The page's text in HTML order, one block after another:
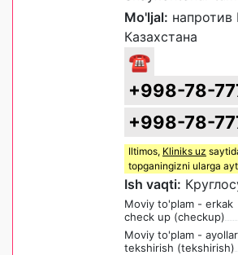
Mo'ljal: напротив
Казахстана
☎
+998-78-
+998-78-
Iltimos, Kliniks uz
topganingizni ularga
Ish vaqti:
Moviy to'plam - erkak
check up (checkup)
Moviy to'plam -
tekshirish (tekshirish)